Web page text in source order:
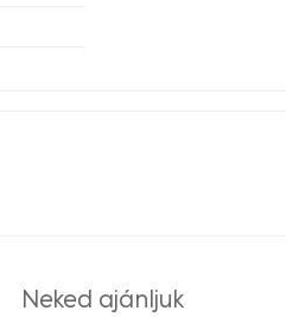
Neked ajánljuk